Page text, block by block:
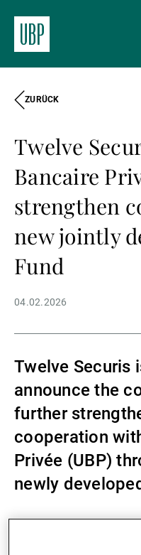
Wealth
ZURÜCK
Twelve
Bancaire
strengthen
new jointly
Fund
04.02.2026
Twelve Securis
announce the
further
cooperation
Privée (UBP)
newly
The new Mosaic ILS